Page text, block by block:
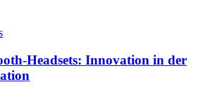
Headsets: Innovation in der